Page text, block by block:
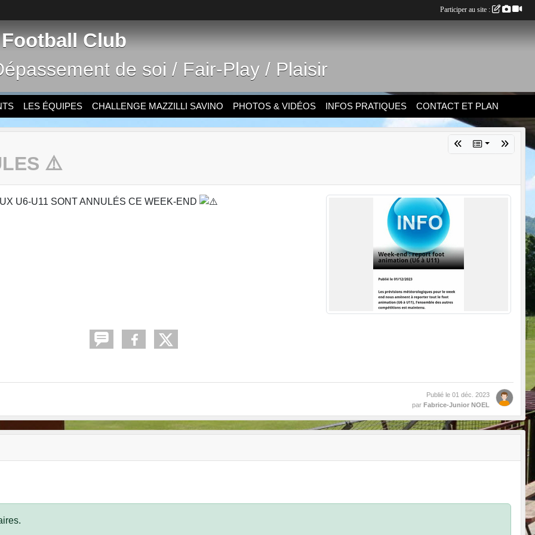
Club
de soi / Fair-Play / Plaisir
LES ÉQUIPES CHALLENGE MAZZILLI SAVINO PHOTOS & VIDÉOS INFOS PRATIQUES CONTACT ET PLAN
⚠️
U6-U11 SONT ANNULÉS CE WEEK-END
Publié le 01 déc. 2023
par Fabrice-Junior NOEL
Participer au site :